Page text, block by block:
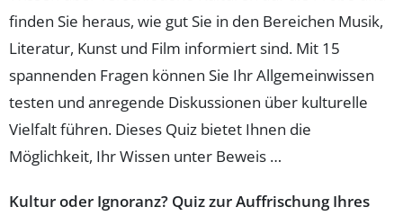
finden Sie heraus, wie gut Sie in den Bereichen Musik,
Literatur, Kunst und Film informiert sind. Mit 15
spannenden Fragen können Sie Ihr Allgemeinwissen
testen und anregende Diskussionen über kulturelle
Vielfalt führen. Dieses Quiz bietet Ihnen die
Möglichkeit, Ihr Wissen unter Beweis …
Kultur oder Ignoranz? Quiz zur Auffrischung Ihres